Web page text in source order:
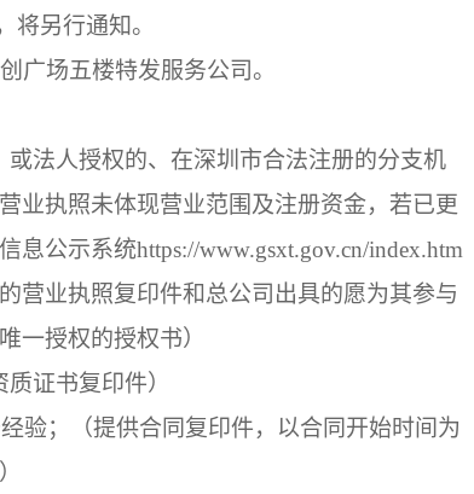
将另行通知。
广场五楼特发服务公司 。
法人授权的、在深圳市合法注册的分支机
业执照未体现营业范围及注册资金，若已更
息公示系统https://www.gsxt.gov.cn/index.htm
营业执照复印件和总公司出具的愿为其参与
一授权的授权书）
证书复印件）
验；（提供合同复印件，以合同开始时间为